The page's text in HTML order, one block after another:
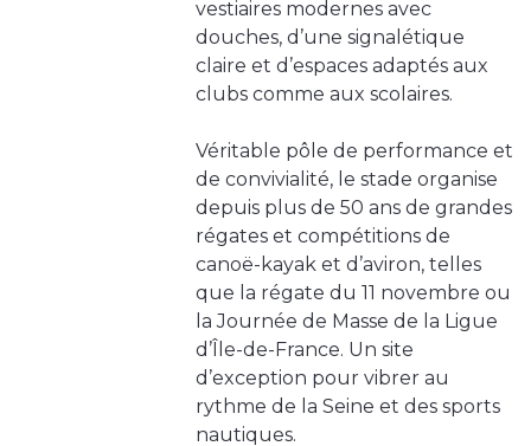
vestiaires modernes avec
douches, d’une signalétique
claire et d’espaces adaptés aux
clubs comme aux scolaires.
Véritable pôle de performance et
de convivialité, le stade organise
depuis plus de 50 ans de grandes
régates et compétitions de
canoë-kayak et d’aviron, telles
que la régate du 11 novembre ou
la Journée de Masse de la Ligue
d’Île-de-France. Un site
d’exception pour vibrer au
rythme de la Seine et des sports
nautiques.